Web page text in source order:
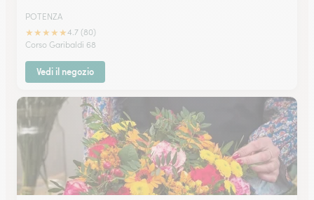
POTENZA
★★★★★4.7 (80)
Corso Garibaldi 68
Vedi il negozio